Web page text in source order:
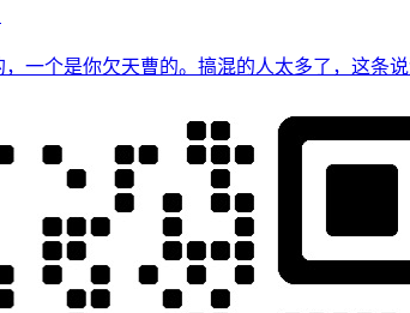
一个是你欠天曹的。搞混的人太多了，这条